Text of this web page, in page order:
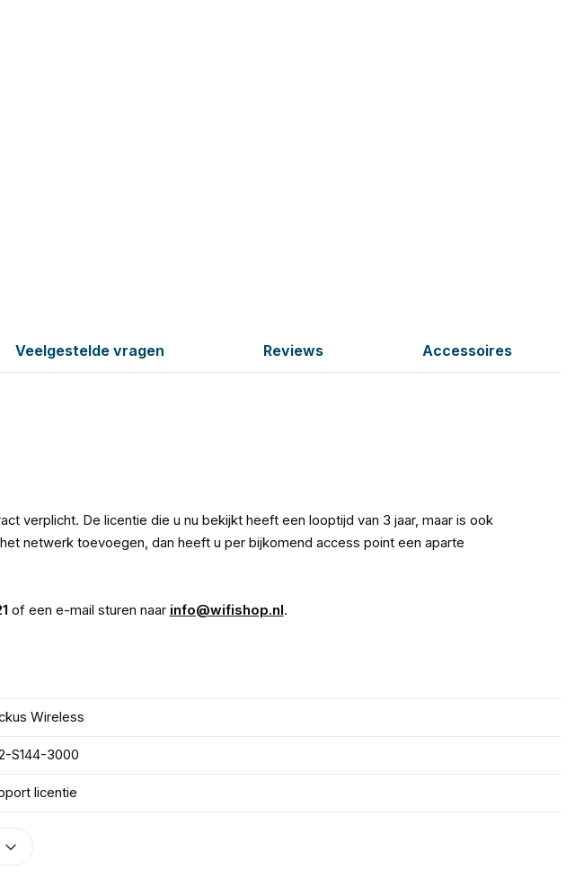
Veelgestelde vragen Reviews Accessoires
verplicht. De licentie die u nu bekijkt heeft een looptijd van 3 jaar, maar is ook
netwerk toevoegen, dan heeft u per bijkomend access point een aparte
of een e-mail sturen naar info@wifishop.nl.
Wireless
S144-3000
licentie